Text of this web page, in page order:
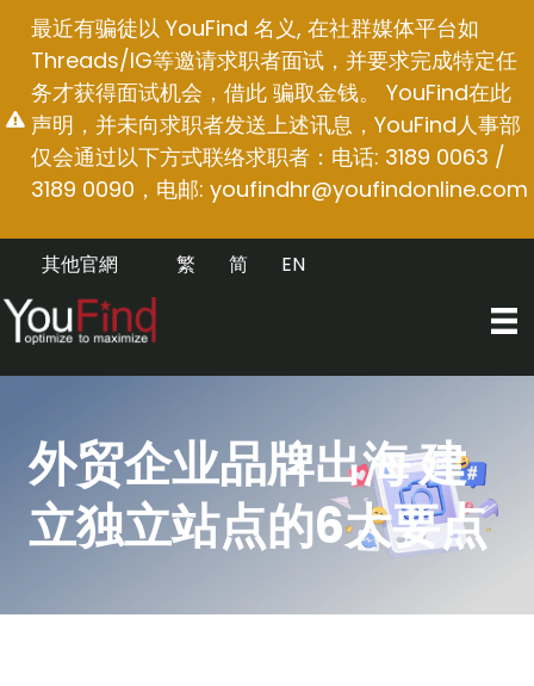
最近有骗徒以 YouFind 名义, 在社群媒体平台如
Threads/IG等邀请求职者面试，并要求完成特定任
务才获得面试机会，借此 骗取金钱。 YouFind在此
声明，并未向求职者发送上述讯息，YouFind人事部
仅会通过以下方式联络求职者：电话: 3189 0063 /
3189 0090，电邮: youfindhr@youfindonline.com
其他官網 EN
简
繁
外贸企业品牌出海 建
立独立站点的6大要点